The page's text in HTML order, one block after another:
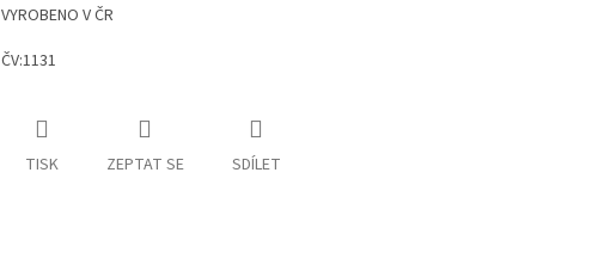
VYROBENO V ČR
ČV:1131
TISK ZEPTAT SE SDÍLET